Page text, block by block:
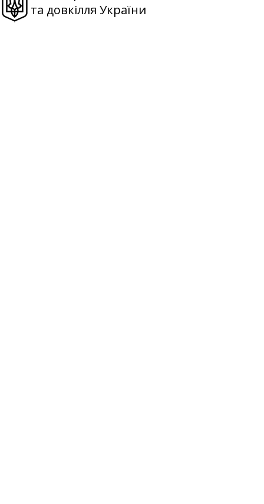
та довкілля України